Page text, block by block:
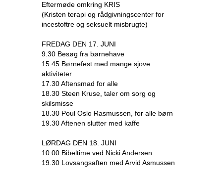
Eftermøde omkring KRIS
(Kristen terapi og rådgivningscenter for
incestoftre og seksuelt misbrugte)
FREDAG DEN 17. JUNI
9.30 Besøg fra børnehave
15.45 Børnefest med mange sjove
aktiviteter
17.30 Aftensmad for alle
18.30 Steen Kruse, taler om sorg og
skilsmisse
18.30 Poul Oslo Rasmussen, for alle børn
19.30 Aftenen slutter med kaffe
LØRDAG DEN 18. JUNI
10.00 Bibeltime ved Nicki Andersen
19.30 Lovsangsaften med Arvid Asmussen